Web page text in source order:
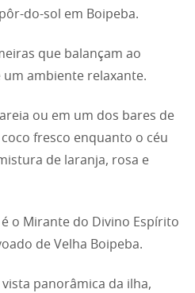
do-sol em Boipeba.
que balançam ao
um ambiente relaxante.
ou em um dos bares de
fresco enquanto o céu
de laranja, rosa e
o Mirante do Divino Espírito
de Velha Boipeba.
panorâmica da ilha,